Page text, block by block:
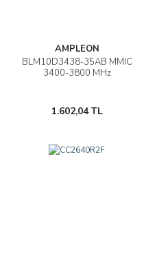
AMPLEON
BLM10D3438-35AB MMIC
3400-3800 MHz
1.602,04 TL